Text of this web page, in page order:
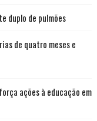
duplo de pulmões
de quatro meses e
ações à educação em